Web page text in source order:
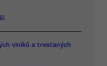
viníků a trestaných